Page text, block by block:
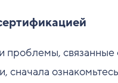
проблемы, связанные
сначала